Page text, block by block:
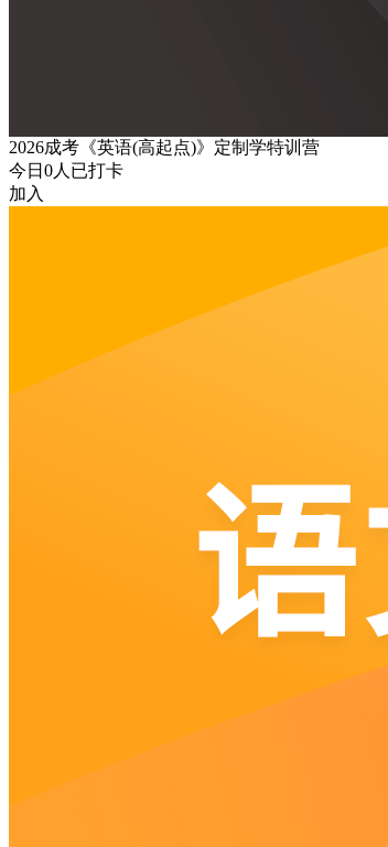
2026成考《英语(高起点)》定制学特训营
今日 0人已打卡
加入